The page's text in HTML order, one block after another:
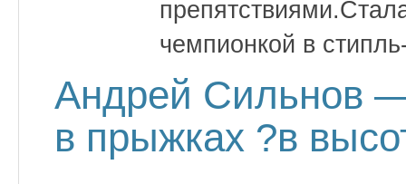
чемпионкой в
Андрей Сильнов
в прыжках ?в